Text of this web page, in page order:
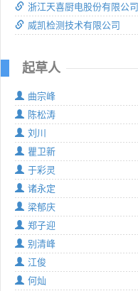
浙江天喜厨电股份有限公司
威凯检测技术有限公司
起草人
曲宗峰
陈松涛
刘川
瞿卫新
于彩灵
诸永定
梁郁庆
郑子迎
别清峰
江俊
何灿